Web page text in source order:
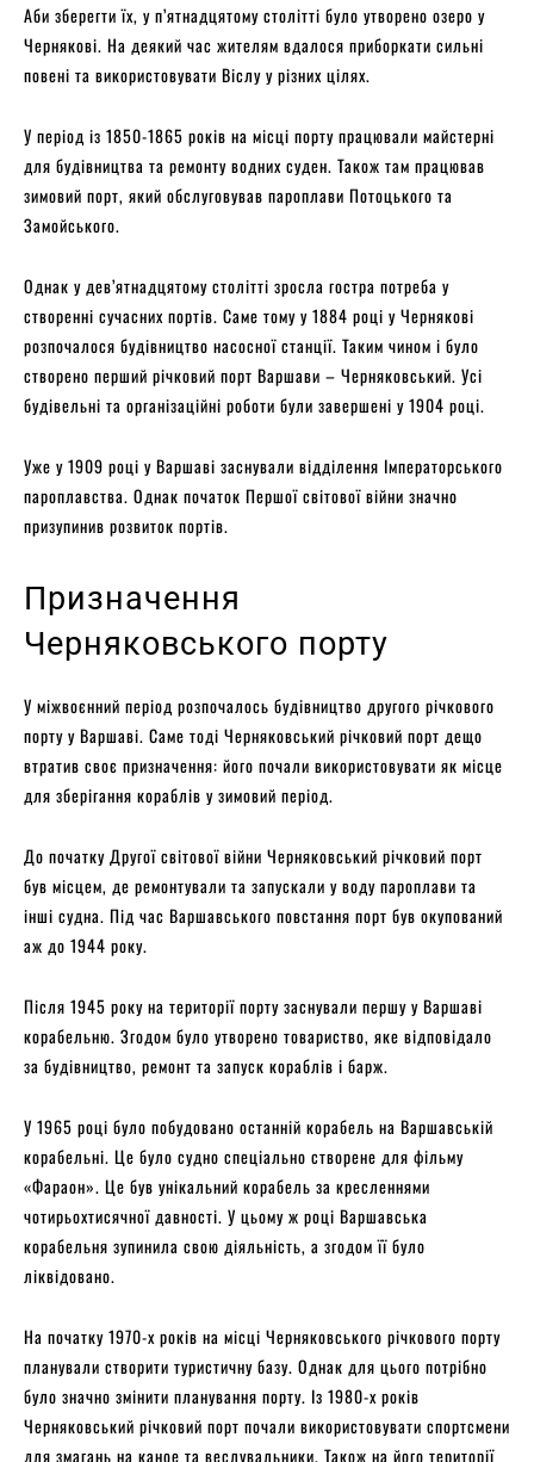
Аби зберегти їх, у п’ятнадцятому столітті було утворено озеро у
Чернякові. На деякий час жителям вдалося приборкати сильні
повені та використовувати Віслу у різних цілях.
У період із 1850-1865 років на місці порту працювали майстерні
для будівництва та ремонту водних суден. Також там працював
зимовий порт, який обслуговував пароплави Потоцького та
Замойського.
Однак у дев’ятнадцятому столітті зросла гостра потреба у
створенні сучасних портів. Саме тому у 1884 році у Чернякові
розпочалося будівництво насосної станції. Таким чином і було
створено перший річковий порт Варшави – Черняковський. Усі
будівельні та організаційні роботи були завершені у 1904 році.
Уже у 1909 році у Варшаві заснували відділення Імператорського
пароплавства. Однак початок Першої світової війни значно
призупинив розвиток портів.
Призначення
Черняковського порту
У міжвоєнний період розпочалось будівництво другого річкового
порту у Варшаві. Саме тоді Черняковський річковий порт дещо
втратив своє призначення: його почали використовувати як місце
для зберігання кораблів у зимовий період.
До початку Другої світової війни Черняковський річковий порт
був місцем, де ремонтували та запускали у воду пароплави та
інші судна. Під час Варшавського повстання порт був окупований
аж до 1944 року.
Після 1945 року на території порту заснували першу у Варшаві
корабельню. Згодом було утворено товариство, яке відповідало
за будівництво, ремонт та запуск кораблів і барж.
У 1965 році було побудовано останній корабель на Варшавській
корабельні. Це було судно спеціально створене для фільму
«Фараон». Це був унікальний корабель за кресленнями
чотирьохтисячної давності. У цьому ж році Варшавська
корабельня зупинила свою діяльність, а згодом її було
ліквідовано.
На початку 1970-х років на місці Черняковського річкового порту
планували створити туристичну базу. Однак для цього потрібно
було значно змінити планування порту. Із 1980-х років
Черняковський річковий порт почали використовувати спортсмени
для змагань на каное та веслувальники. Також на його території